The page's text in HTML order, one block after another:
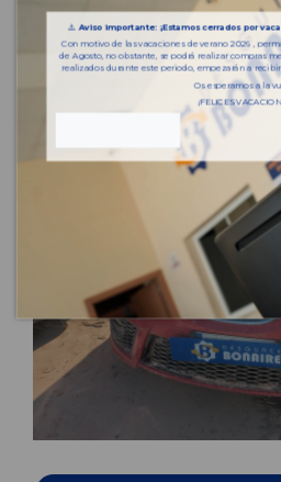
⚠️ Aviso importante: ¡Estamos cerrados por
Con motivo de las vacaciones de verano 2026 ,
de Agosto, no obstante, se podrá realizar compras
realizados durante este periodo, empezarán a
Os esperamos a la
¡FELICES